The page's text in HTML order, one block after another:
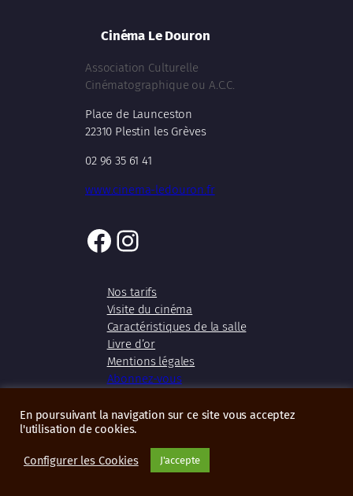
Cinéma Le Douron
Association Culturelle
Cinématographique ou A.C.C.
Place de Launceston
22310 Plestin les Grèves
02 96 35 61 41
www.cinema-ledouron.fr
Facebook
Instagram
Nos tarifs
Visite du cinéma
Caractéristiques de la salle
Livre d’or
Mentions légales
Abonnez-vous
Copyright 2026 – Cinéma Le Douron
En poursuivant la navigation sur ce site vous acceptez
l'utilisation de cookies.
Configurer les Cookies J'accepte